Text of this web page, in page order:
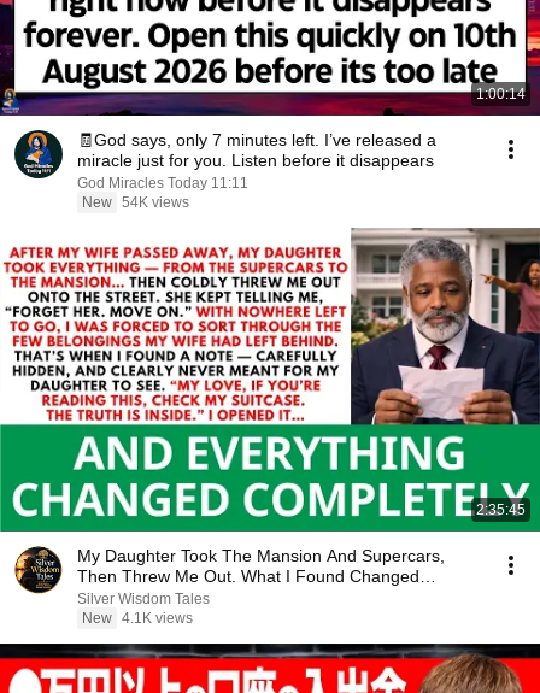
1:00:14
🧾God says, only 7 minutes left. I’ve released a
miracle just for you. Listen before it disappears
God Miracles Today 11:11
New 54K views
2:35:45
My Daughter Took The Mansion And Supercars,
Then Threw Me Out. What I Found Changed
Everything...
Silver Wisdom Tales
New 4.1K views